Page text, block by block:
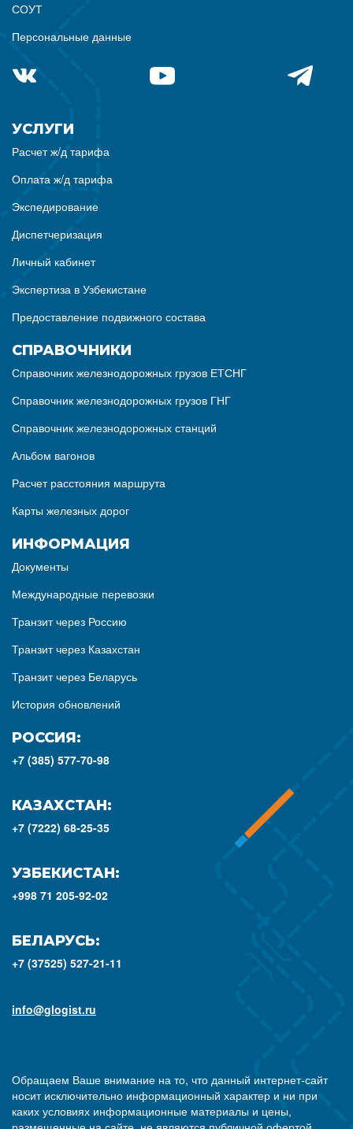
СОУТ
Персональные данные
УСЛУГИ
Расчет ж/д тарифа
Оплата ж/д тарифа
Экспедирование
Диспетчеризация
Личный кабинет
Экспертиза в Узбекистане
Предоставление подвижного состава
СПРАВОЧНИКИ
Справочник железнодорожных грузов ЕТСНГ
Справочник железнодорожных грузов ГНГ
Справочник железнодорожных станций
Альбом вагонов
Расчет расстояния маршрута
Карты железных дорог
ИНФОРМАЦИЯ
Документы
Международные перевозки
Транзит через Россию
Транзит через Казахстан
Транзит через Беларусь
История обновлений
РОССИЯ:
+7 (385) 577-70-98
КАЗАХСТАН:
+7 (7222) 68-25-35
УЗБЕКИСТАН:
+998 71 205-92-02
БЕЛАРУСЬ:
+7 (37525) 527-21-11
info@glogist.ru
Обращаем Ваше внимание на то, что данный интернет-сайт
носит исключительно информационный характер и ни при
каких условиях информационные материалы и цены,